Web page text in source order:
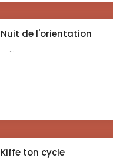
Nuit de l'orientation
...
Kiffe ton cycle